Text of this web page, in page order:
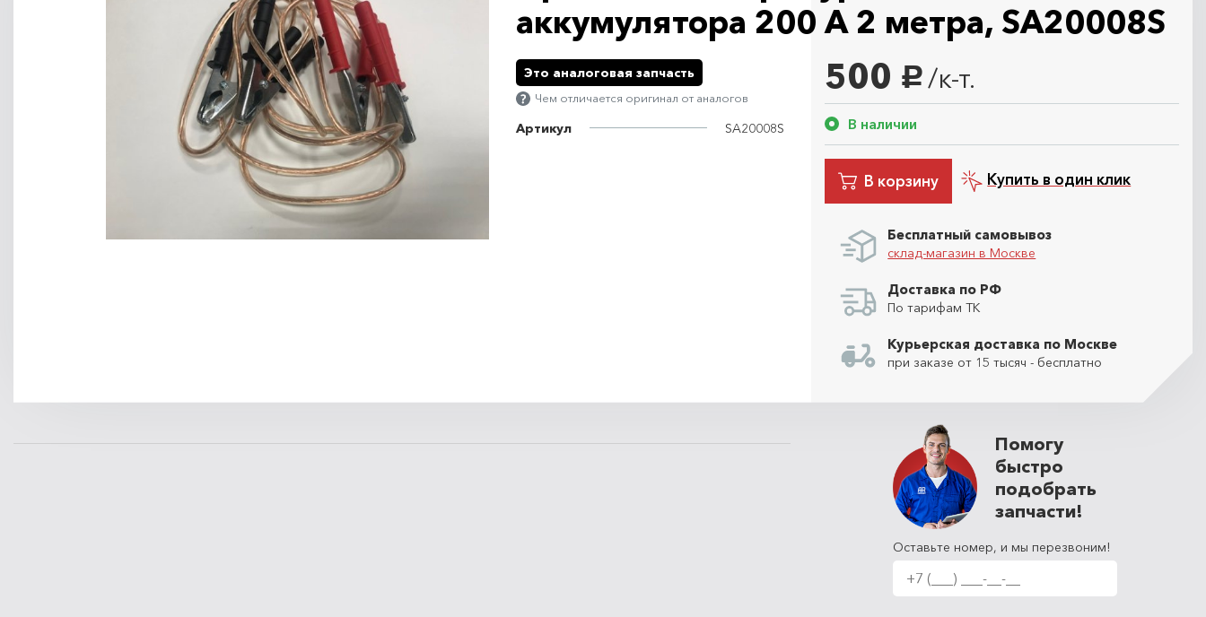
аккумулятора 200 А 2 метра, SA20008S
500 руб. /к-т.
В наличии
В корзину Купить в один клик
Бесплатный самовывоз
склад-магазин в Москве
Доставка по РФ
По тарифам ТК
Курьерская доставка по Москве
при заказе от 15 тысяч - бесплатно
Это аналоговая запчасть
Чем отличается оригинал от аналогов
Артикул SA20008S
Помогу
быстро
подобрать
запчасти!
Оставьте номер, и мы перезвоним!